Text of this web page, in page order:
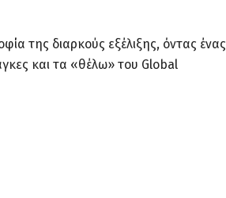
της διαρκούς εξέλιξης, όντας ένας
και τα «θέλω» του Global